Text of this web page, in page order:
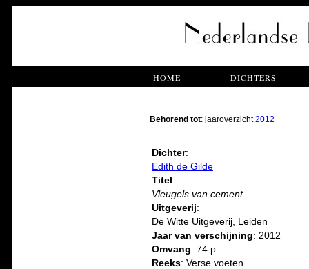
HOME DICHTERS
Behorend tot: jaaroverzicht2012
Dichter:
Edith de Gilde
Titel:
Vleugels van cement
Uitgeverij:
De Witte Uitgeverij, Leiden
Jaar van verschijning: 2012
Omvang: 74 p.
Reeks: Verse voeten